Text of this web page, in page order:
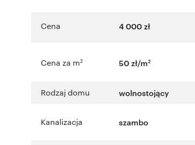
Cena 4 000 zł
Cena za m2 50 zł/m2
Rodzaj domu wolnostojący
Kanalizacja szambo